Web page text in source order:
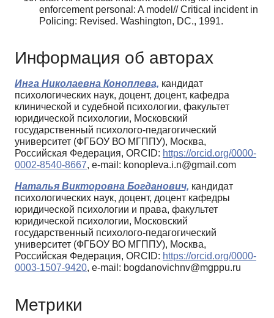
enforcement personal: A model// Critical incident in
Policing: Revised. Washington, DC., 1991.
Информация об авторах
Инга Николаевна Коноплева, кандидат
психологических наук, доцент, доцент, кафедра
клинической и судебной психологии, факультет
юридической психологии, Московский
государственный психолого-педагогический
университет (ФГБОУ ВО МГППУ), Москва,
Российская Федерация, ORCID: https://orcid.org/0000-
0002-8540-8667, e-mail: konopleva.i.n@gmail.com
Наталья Викторовна Богданович, кандидат
психологических наук, доцент, доцент кафедры
юридической психологии и права, факультет
юридической психологии, Московский
государственный психолого-педагогический
университет (ФГБОУ ВО МГППУ), Москва,
Российская Федерация, ORCID: https://orcid.org/0000-
0003-1507-9420, e-mail: bogdanovichnv@mgppu.ru
Метрики